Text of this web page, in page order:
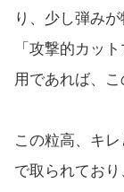
り、少し弾み
「攻撃的カッ
用であれば、
この粒高、キ
で取られてお